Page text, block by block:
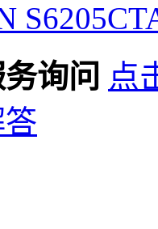
询问 点